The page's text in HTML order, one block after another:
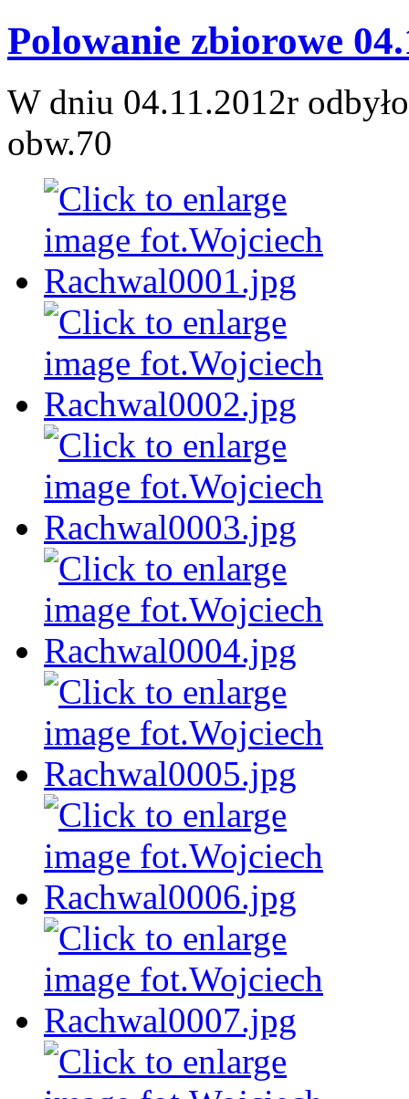
Polowanie zbiorowe
W dniu 04.11.2012r
obw.70